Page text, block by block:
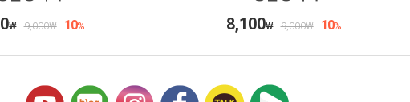
₩ 9,000₩ 10% 8,100₩ 9,000₩ 10%